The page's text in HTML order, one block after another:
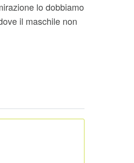
lo dobbiamo
il maschile non